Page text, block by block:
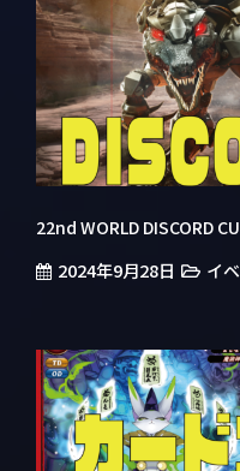
22nd WORLD DISCORD
2024年9月28日 イ